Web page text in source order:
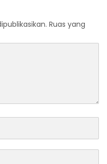
Ruas yang